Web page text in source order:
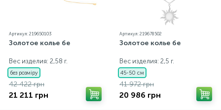
Артикул: 219650103
Золотое колье бе
Вес изделия: 2,58 г.
без розміру
42 422 грн
21 211 грн
Артикул: 219678502
Золотое колье бе
Вес изделия: 2,5 г.
45-50 см
41 972 грн
20 986 грн